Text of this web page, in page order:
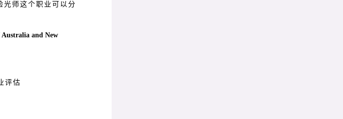
师这个职业可以分
and New
评估